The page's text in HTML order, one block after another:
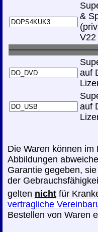
&
V22
auf
auf
Die Waren können im
Abbildungen
Garantie gegeben,
der
gelten nicht für
vertragliche
Bestellen von Waren